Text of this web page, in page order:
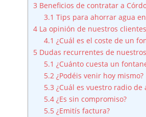
3 Beneficios de contratar a
3.1 Tips para ahorrar agua
4 La opinión de nuestros clientes
4.1 ¿Cuál es el coste de un
5 Dudas recurrentes de
5.1 ¿Cuánto cuesta un
5.2 ¿Podéis venir hoy mismo?
5.3 ¿Cuál es vuestro radio de
5.4 ¿Es sin compromiso?
5.5 ¿Emitís factura?